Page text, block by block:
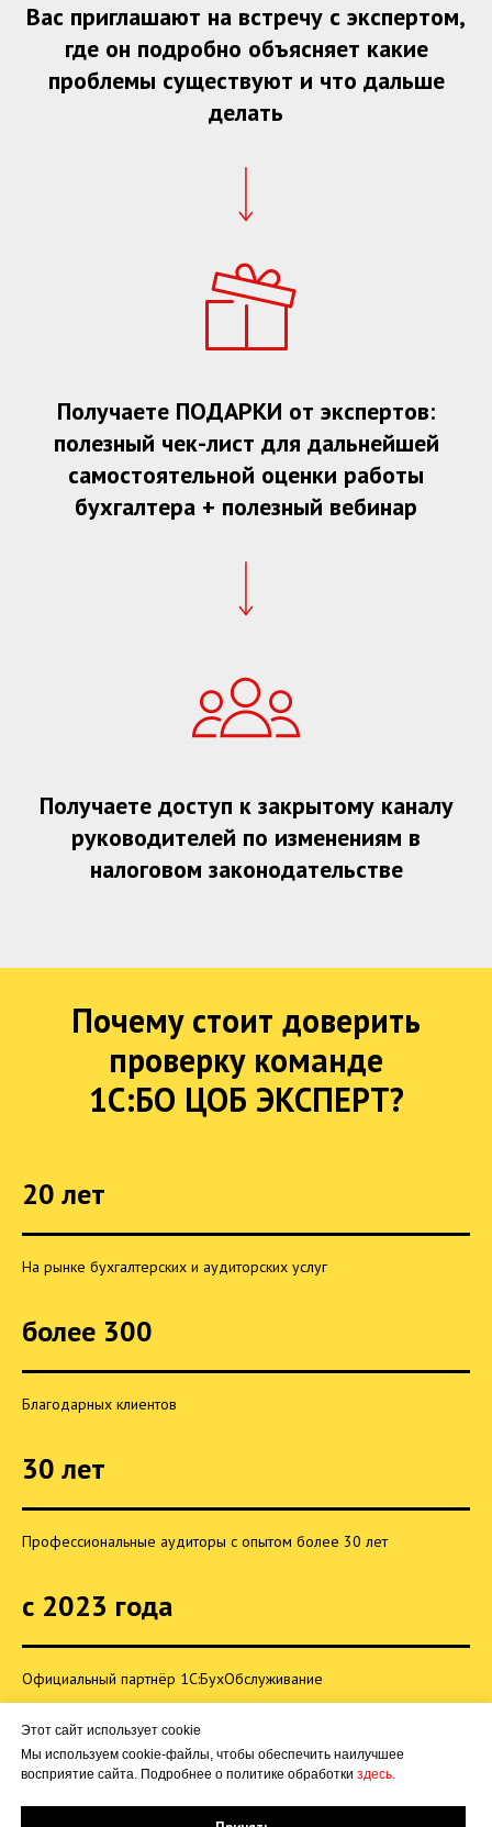
Вас приглашают на встречу с экспертом,
где он подробно объясняет какие
проблемы существуют и что дальше
делать
Получаете ПОДАРКИ от экспертов:
полезный чек-лист для дальнейшей
самостоятельной оценки работы
бухгалтера + полезный вебинар
Получаете доступ к закрытому каналу
руководителей по изменениям в
налоговом законодательстве
Почему стоит доверить
проверку команде
1С:БО ЦОБ ЭКСПЕРТ?
20 лет
На рынке бухгалтерских и аудиторских услуг
более 300
Благодарных клиентов
30 лет
Профессиональные аудиторы с опытом более 30 лет
с 2023 года
Официальный партнёр 1С:БухОбслуживание
Этот сайт использует cookie
Мы используем cookie-файлы, чтобы обеспечить наилучшее
восприятие сайта. Подробнее о политике обработки здесь.
Заказать звонок Ведение бухгалтерского учёта